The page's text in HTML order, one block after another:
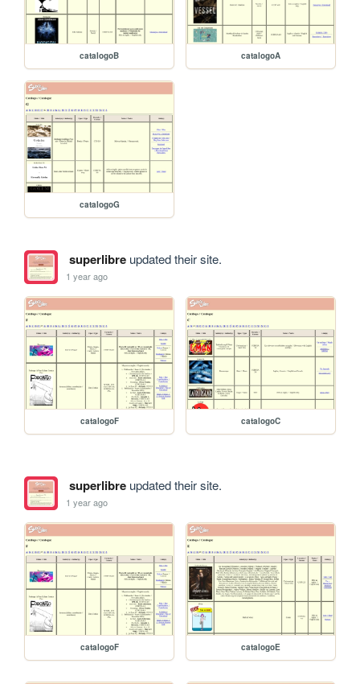
catalogoB catalogoA
catalogoG
superlibreupdated their site.
1 year ago
catalogoF catalogoC
superlibreupdated their site.
1 year ago
catalogoF catalogoE